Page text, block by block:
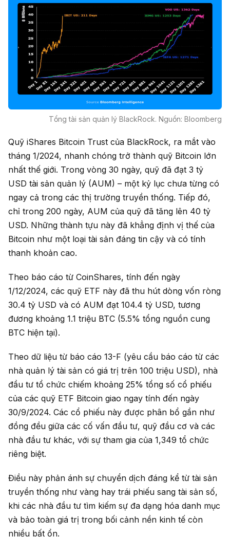
Tổng tài sản quản lý BlackRock. Nguồn: Bloomberg
Quỹ iShares Bitcoin Trust của BlackRock, ra mắt vào
tháng 1/2024, nhanh chóng trở thành quỹ Bitcoin lớn
nhất thế giới. Trong vòng 30 ngày, quỹ đã đạt 3 tỷ
USD tài sản quản lý (AUM) – một kỷ lục chưa từng có
ngay cả trong các thị trường truyền thống. Tiếp đó,
chỉ trong 200 ngày, AUM của quỹ đã tăng lên 40 tỷ
USD. Những thành tựu này đã khẳng định vị thế của
Bitcoin như một loại tài sản đáng tin cậy và có tính
thanh khoản cao.
Theo báo cáo từ CoinShares, tính đến ngày
1/12/2024, các quỹ ETF này đã thu hút dòng vốn ròng
30.4 tỷ USD và có AUM đạt 104.4 tỷ USD, tương
đương khoảng 1.1 triệu BTC (5.5% tổng nguồn cung
BTC hiện tại).
Theo dữ liệu từ báo cáo 13-F (yêu cầu báo cáo từ các
nhà quản lý tài sản có giá trị trên 100 triệu USD), nhà
đầu tư tổ chức chiếm khoảng 25% tổng số cổ phiếu
của các quỹ ETF Bitcoin giao ngay tính đến ngày
30/9/2024. Các cổ phiếu này được phân bổ gần như
đồng đều giữa các cố vấn đầu tư, quỹ đầu cơ và các
nhà đầu tư khác, với sự tham gia của 1,349 tổ chức
riêng biệt.
Điều này phản ánh sự chuyển dịch đáng kể từ tài sản
truyền thống như vàng hay trái phiếu sang tài sản số,
khi các nhà đầu tư tìm kiếm sự đa dạng hóa danh mục
và bảo toàn giá trị trong bối cảnh nền kinh tế còn
nhiều bất ổn.